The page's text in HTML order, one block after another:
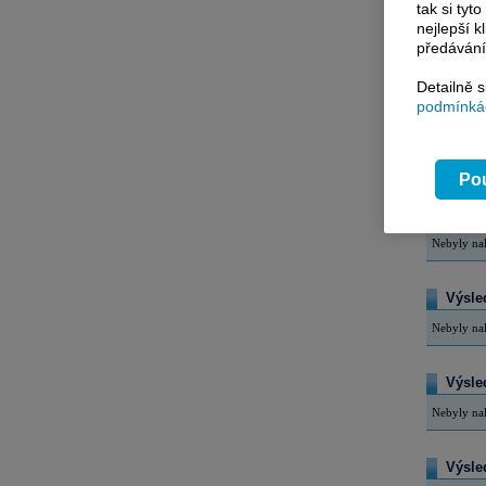
Nebyly
Nebyly
Nebyly
Nebyly
tak si
nejlepší
Detailně